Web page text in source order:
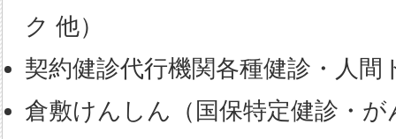
ク 他）
契約健診代行機関各種健診・人間
倉敷けんしん（国保特定健診・が